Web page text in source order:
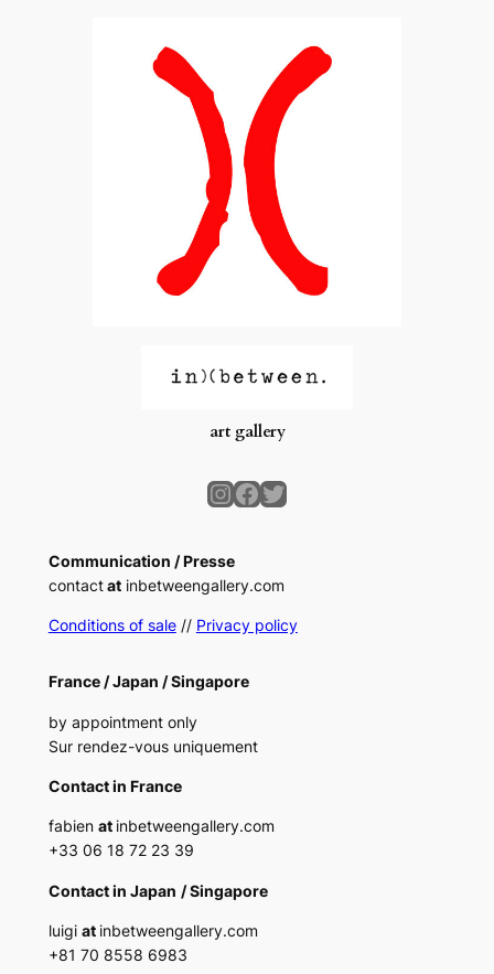
art gallery
InstagramFacebook Twitter
Communication / Presse
contactatinbetweengallery.com
Conditions of sale// Privacy policy
France /Japan /Singapore
by appointment only
Sur rendez-vous uniquement
Contact in France
fabien at inbetweengallery.com
+33 06 18 72 23 39
Contact in Japan / Singapore
luigi at inbetweengallery.com
+81 70 8558 6983